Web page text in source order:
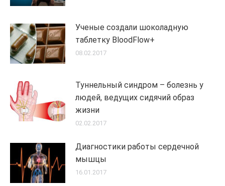
Ученые создали шоколадную
таблетку BloodFlow+
08.02.2017
Туннельный синдром – болезнь у
людей, ведущих сидячий образ
жизни
02.02.2017
Диагностики работы сердечной
мышцы
16.01.2017